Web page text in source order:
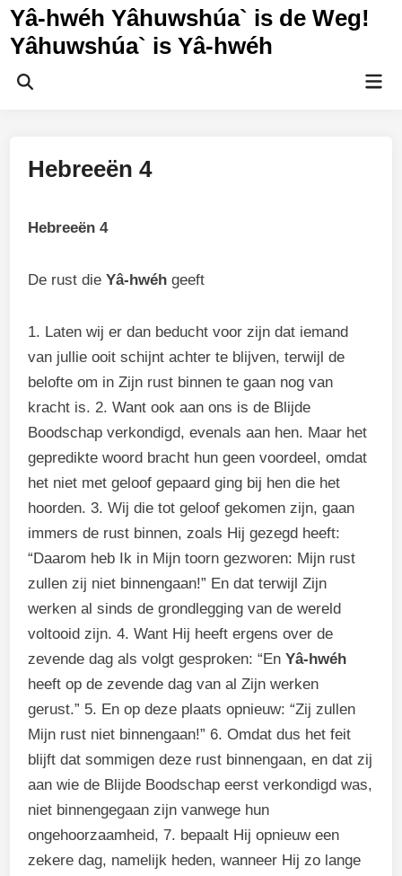
Ga
naar
inhoud
Yâ-hwéh Yâhuwshúa` is de Weg!
Yâhuwshúa` is Yâ-hwéh
Zoeken
Hebreeën 4
Hebreeën 4
De rust dieYâ-hwéh geeft
1. Laten wij er dan beducht voor zijn dat iemand
van jullie ooit schijnt achter te blijven, terwijl de
belofte om in Zijn rust binnen te gaan nog van
kracht is. 2. Want ook aan ons is de Blijde
Boodschap verkondigd, evenals aan hen. Maar het
gepredikte woord bracht hun geen voordeel, omdat
het niet met geloof gepaard ging bij hen die het
hoorden. 3. Wij die tot geloof gekomen zijn, gaan
immers de rust binnen, zoals Hij gezegd heeft:
“Daarom heb Ik in Mijn toorn gezworen: Mijn rust
zullen zij niet binnengaan!” En dat terwijl Zijn
werken al sinds de grondlegging van de wereld
voltooid zijn. 4. Want Hij heeft ergens over de
zevende dag als volgt gesproken: “EnYâ-hwéh
heeft op de zevende dag van al Zijn werken
gerust.” 5. En op deze plaats opnieuw: “Zij zullen
Mijn rust niet binnengaan!” 6. Omdat dus het feit
blijft dat sommigen deze rust binnengaan, en dat zij
aan wie de Blijde Boodschap eerst verkondigd was,
niet binnengegaan zijn vanwege hun
ongehoorzaamheid, 7. bepaalt Hij opnieuw een
zekere dag, namelijk heden, wanneer Hij zo lange